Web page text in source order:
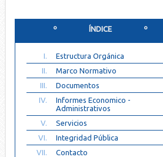
º ÍNDICE º
I.
Estructura Orgánica
II.
Marco Normativo
III.
Documentos
IV.
Informes Economico -
Administrativos
V.
Servicios
VI.
Integridad Pública
VII.
Contacto